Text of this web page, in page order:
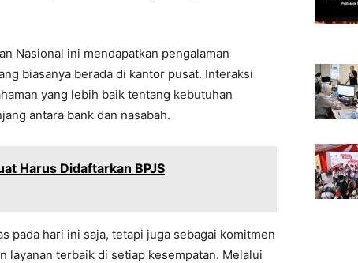
Nasional ini mendapatkan pengalaman
biasanya berada di kantor pusat. Interaksi
yang lebih baik tentang kebutuhan
antara bank dan nasabah.
Harus Didaftarkan BPJS
pada hari ini saja, tetapi juga sebagai komitmen
layanan terbaik di setiap kesempatan. Melalui